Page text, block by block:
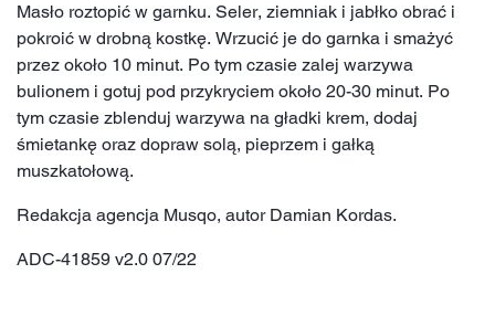
Masło roztopić w garnku. Seler, ziemniak i jabłko obrać i
pokroić w drobną kostkę. Wrzucić je do garnka i smażyć
przez około 10 minut. Po tym czasie zalej warzywa
bulionem i gotuj pod przykryciem około 20-30 minut. Po
tym czasie zblenduj warzywa na gładki krem, dodaj
śmietankę oraz dopraw solą, pieprzem i gałką
muszkatołową.
Redakcja agencja Musqo, autor Damian Kordas.
ADC-41859 v2.0 07/22